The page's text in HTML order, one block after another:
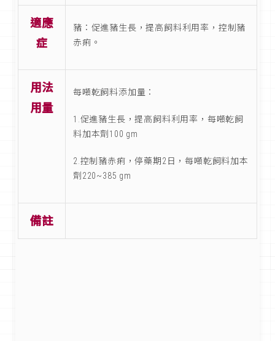
適應
症
豬：促進豬生長，提高飼料利用率，控制豬
赤痢。
用法
用量
每噸乾飼料添加量：
1.促進豬生長，提高飼料利用率，每噸乾飼
料加本劑100 gm
2.控制豬赤痢，停藥期2日，每噸乾飼料加本
劑220~385 gm
備註